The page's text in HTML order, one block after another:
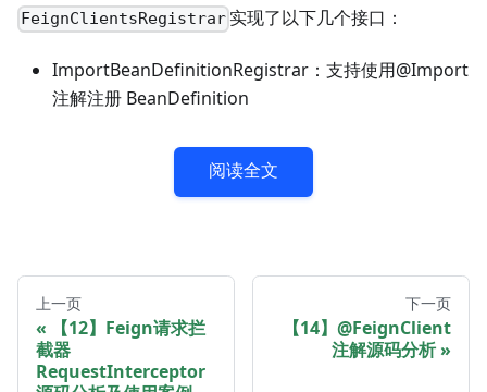
FeignClientsRegistrar 实现了以下几个接口：
ImportBeanDefinitionRegistrar：支持使用@Import
注解注册 BeanDefinition
阅读全文
上一页
【12】Feign请求拦
截器
RequestInterceptor
下一页
【14】@FeignClient
注解源码分析